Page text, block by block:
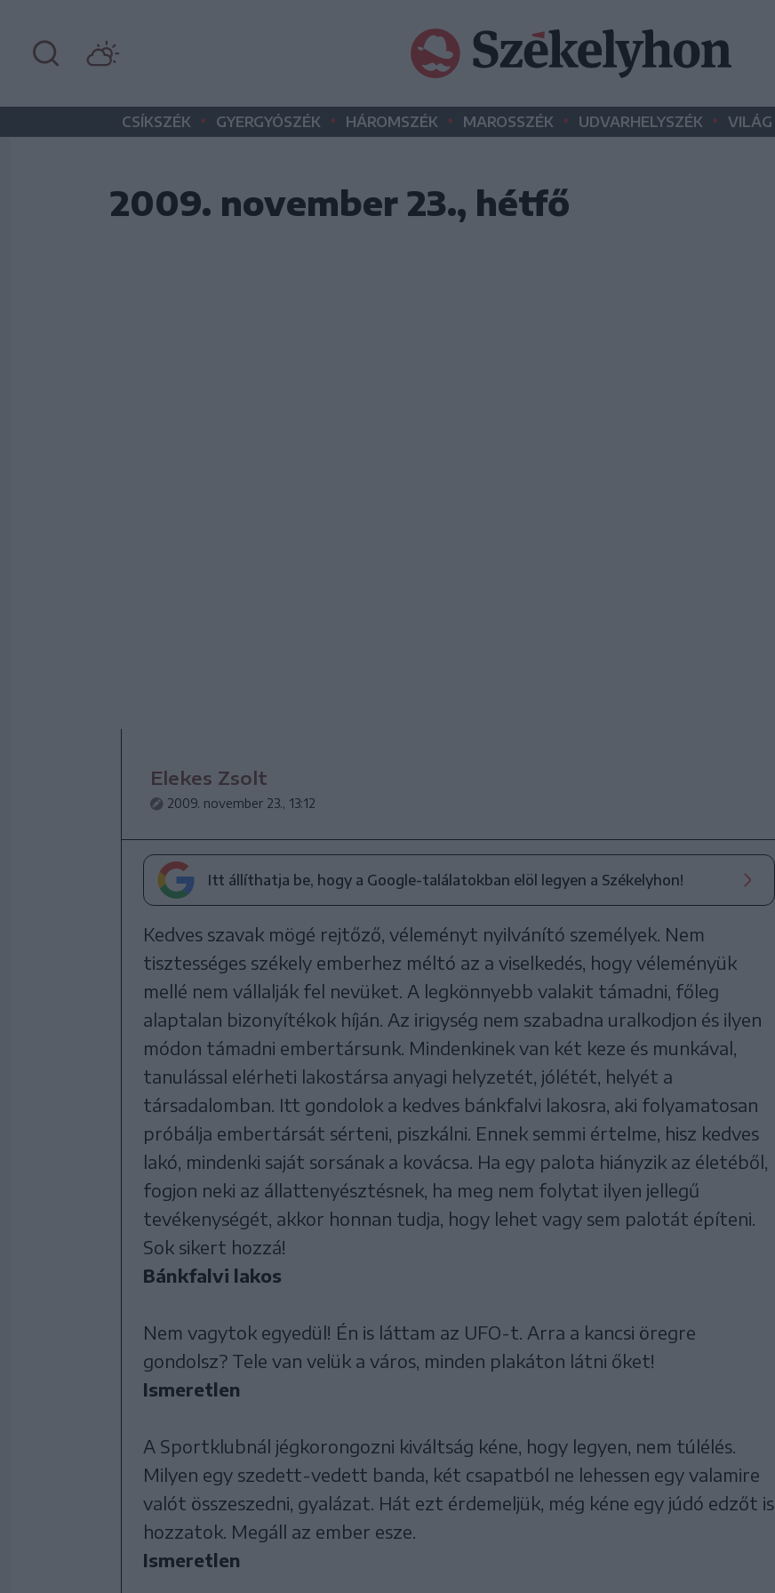
CSÍKSZÉK • GYERGYÓSZÉK • HÁROMSZÉK • MAROSSZÉK • UDVARHELYSZÉK • VILÁG
2009. november 23., hétfő
Elekes Zsolt
2009. november 23., 13:12
Itt állíthatja be, hogy a Google-találatokban elöl legyen a Székelyhon!
Kedves szavak mögé rejtőző, véleményt nyilvánító személyek. Nem
tisztességes székely emberhez méltó az a viselkedés, hogy véleményük
mellé nem vállalják fel nevüket. A legkönnyebb valakit támadni, főleg
alaptalan bizonyítékok híján. Az irigység nem szabadna uralkodjon és ilyen
módon támadni embertársunk. Mindenkinek van két keze és munkával,
tanulással elérheti lakostársa anyagi helyzetét, jólétét, helyét a
társadalomban. Itt gondolok a kedves bánkfalvi lakosra, aki folyamatosan
próbálja embertársát sérteni, piszkálni. Ennek semmi értelme, hisz kedves
lakó, mindenki saját sorsának a kovácsa. Ha egy palota hiányzik az életéből,
fogjon neki az állattenyésztésnek, ha meg nem folytat ilyen jellegű
tevékenységét, akkor honnan tudja, hogy lehet vagy sem palotát építeni.
Sok sikert hozzá!
Bánkfalvi lakos
Nem vagytok egyedül! Én is láttam az UFO-t. Arra a kancsi öregre
gondolsz? Tele van velük a város, minden plakáton látni őket!
Ismeretlen
A Sportklubnál jégkorongozni kiváltság kéne, hogy legyen, nem túlélés.
Milyen egy szedett-vedett banda, két csapatból ne lehessen egy valamire
valót összeszedni, gyalázat. Hát ezt érdemeljük, még kéne egy júdó edzőt is
hozzatok. Megáll az ember esze.
Ismeretlen